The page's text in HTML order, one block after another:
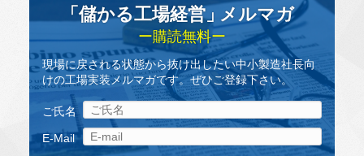
「儲かる工場経営」 メルマガ
ー購読無料ー
現場に戻される状態から抜け出したい中小製造社長向
けの工場実装メルマガです。ぜひご登録下さい。
ご氏名
E-Mail